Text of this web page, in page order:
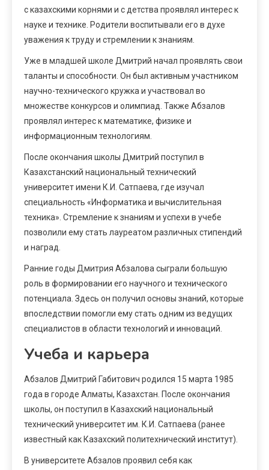
с казахскими корнями и с детства проявлял интерес к
науке и технике. Родители воспитывали его в духе
уважения к труду и стремлении к знаниям.
Уже в младшей школе Дмитрий начал проявлять свои
таланты и способности. Он был активным участником
научно-технического кружка и участвовал во
множестве конкурсов и олимпиад. Также Абзалов
проявлял интерес к математике, физике и
информационным технологиям.
После окончания школы Дмитрий поступил в
Казахстанский национальный технический
университет имени К.И. Сатпаева, где изучал
специальность «Информатика и вычислительная
техника». Стремление к знаниям и успехи в учебе
позволили ему стать лауреатом различных стипендий
и наград.
Ранние годы Дмитрия Абзалова сыграли большую
роль в формировании его научного и технического
потенциала. Здесь он получил основы знаний, которые
впоследствии помогли ему стать одним из ведущих
специалистов в области технологий и инноваций.
Учеба и карьера
Абзалов Дмитрий Габитович родился 15 марта 1985
года в городе Алматы, Казахстан. После окончания
школы, он поступил в Казахский национальный
технический университет им. К.И. Сатпаева (ранее
известный как Казахский политехнический институт).
В университете Абзалов проявил себя как